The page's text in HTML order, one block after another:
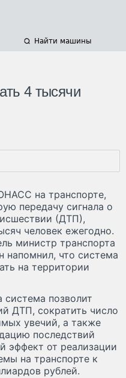
Найти машины
4 тысячи
на транспорте,
передачу сигнала о
(ДТП),
человек ежегодно.
министр транспорта
напомнил, что система
на территории
позволит
ДТП, сократить число
увечий, а также
последствий
эффект от реализации
на транспорте к
рублей.